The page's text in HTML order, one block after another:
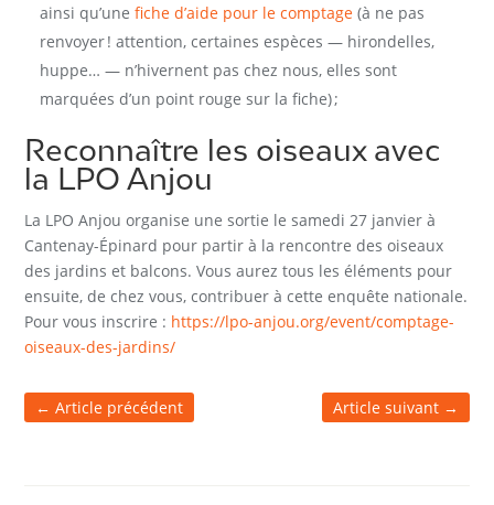
ainsi qu’unefiche d’aide pour le comptage (à ne pas
renvoyer ! attention, certaines espèces — hirondelles,
huppe… — n’hivernent pas chez nous, elles sont
marquées d’un point rouge sur la fiche) ;
Reconnaître les oiseaux avec
la LPO Anjou
La LPO Anjou organise une sortie le samedi 27 janvier à
Cantenay-Épinard pour partir à la rencontre des oiseaux
des jardins et balcons. Vous aurez tous les éléments pour
ensuite, de chez vous, contribuer à cette enquête nationale.
Pour vous inscrire : https://lpo-anjou.org/event/comptage-
oiseaux-des-jardins/
←Article précédent Article suivant→